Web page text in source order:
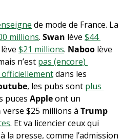
de mode de France. La
millions. Swan lève $44
lève $21 millions. Naboo
n’est pas (encore)
officiellement dans les
, les pubs sont plus
puces Apple
verse $25 millions à Trump
. Et va licencier ceux qui
à la presse, comme l’admission